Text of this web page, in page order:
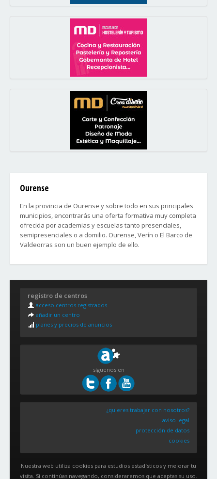
Ourense
En la provincia de Ourense y sobre todo en sus principales
municipios, encontrarás una oferta formativa muy completa
ofrecida por academias y escuelas tanto presenciales,
semipresenciales o a domilio. Ourense, Verín o El Barco de
Valdeorras son un buen ejemplo de ello.
registro de centros
acceso centros registrados
añadir un centro
planes y precios de anuncios
síguenos en
¿quieres trabajar con nosotros?
aviso legal
protección de datos
cookies
Nuestra web utiliza cookies para estudios estadísticos y mejorar tu
visita. Si continúas navegando, consideraremos que aceptas su uso.